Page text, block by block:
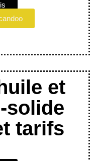
et
solide
tarifs